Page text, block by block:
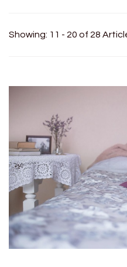
Showing: 11 - 20 of 28